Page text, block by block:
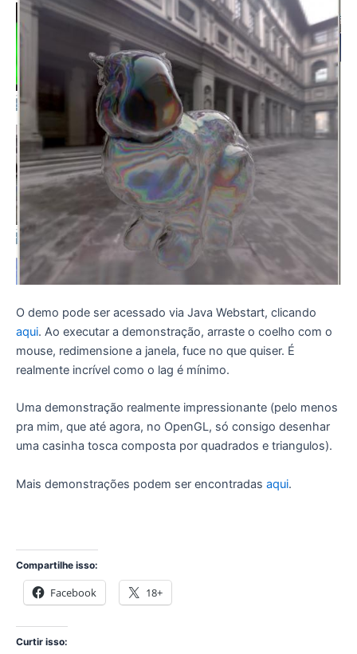
O demo pode ser acessado via Java Webstart, clicando
aqui. Ao executar a demonstração, arraste o coelho com o
mouse, redimensione a janela, fuce no que quiser. É
realmente incrível como o lag é mínimo.
Uma demonstração realmente impressionante (pelo menos
pra mim, que até agora, no OpenGL, só consigo desenhar
uma casinha tosca composta por quadrados e triangulos).
Mais demonstrações podem ser encontradas aqui.
Compartilhe isso:
Facebook 18+
Curtir isso: